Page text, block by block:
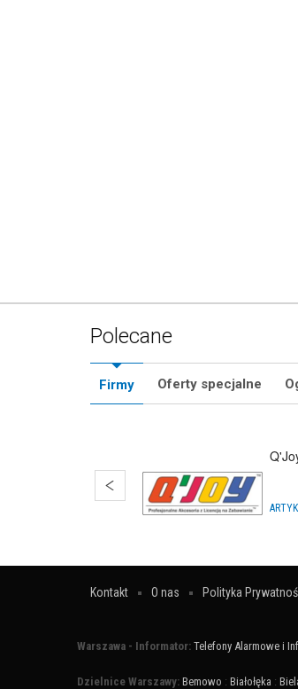
Polecane
Firmy Oferty specjalne
Kontakt O nas Polityka
Warszawa - Informator: Telefony Alarmowe i
Dzielnice Warszawy: Bemowo : Białołęka :